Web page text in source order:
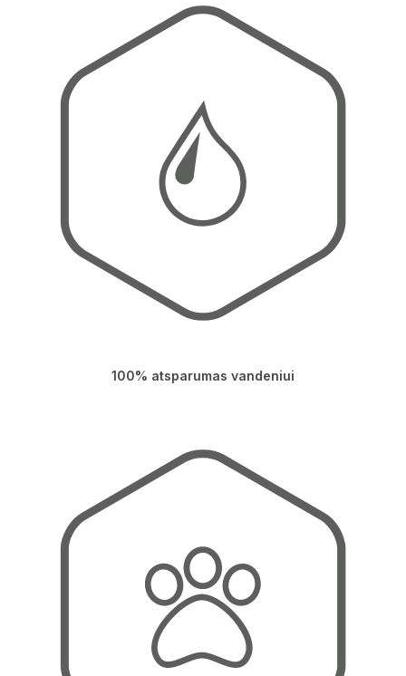
100% atsparumas vandeniui